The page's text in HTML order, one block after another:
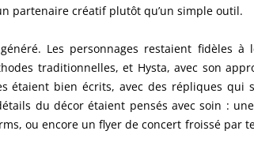
partenaire créatif plutôt qu’un simple outil.
Les personnages restaient fidèles
traditionnelles, et Hysta, avec son
étaient bien écrits, avec des répliques qui
du décor étaient pensés avec soin :
ou encore un flyer de concert froissé par